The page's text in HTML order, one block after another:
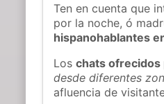
Ten en cuenta que
por la noche, ó
hispanohablantes
Loschats ofrecidos
desde diferentes
afluencia de